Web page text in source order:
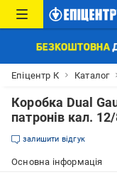
Епіцентр К Каталог
Коробка Dual
патронів кал.
залишити відгук
Основна інформація